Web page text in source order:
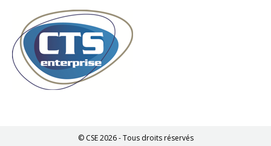
© CSE 2026 - Tous droits réservés